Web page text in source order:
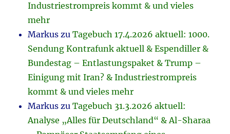
Industriestrompreis kommt & und vieles
mehr
Markus zuTagebuch 17.4.2026 aktuell: 1000.
Sendung Kontrafunk aktuell & Espendiller &
Bundestag – Entlastungspaket & Trump –
Einigung mit Iran? & Industriestrompreis
kommt & und vieles mehr
Markus zuTagebuch 31.3.2026 aktuell:
Analyse „Alles für Deutschland“ & Al-Sharaa